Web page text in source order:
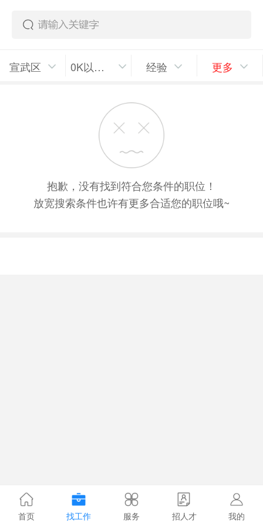
宣武区 0K以上/月 经验 更多
抱歉，没有找到符合您条件的职位！
放宽搜索条件也许有更多合适您的职位哦~
首页 找工作 服务 招人才 我的